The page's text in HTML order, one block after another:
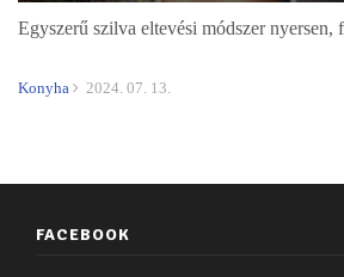
Egyszerű szilva eltevési módszer nyersen,
Konyha 2024. 07. 13.
FACEBOOK